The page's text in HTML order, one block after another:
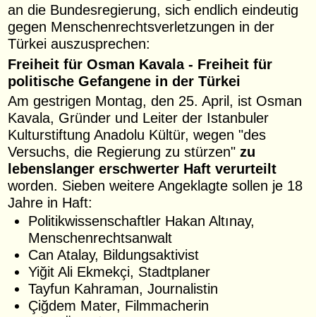
an die Bundesregierung, sich endlich eindeutig
gegen Menschenrechtsverletzungen in der
Türkei auszusprechen:
Freiheit für Osman Kavala - Freiheit für
politische Gefangene in der Türkei
Am gestrigen Montag, den 25. April, ist Osman
Kavala, Gründer und Leiter der Istanbuler
Kulturstiftung Anadolu Kültür, wegen "des
Versuchs, die Regierung zu stürzen"zu
lebenslanger erschwerter Haft verurteilt
worden. Sieben weitere Angeklagte sollen je 18
Jahre in Haft:
Politikwissenschaftler Hakan Altınay,
Menschenrechtsanwalt
Can Atalay, Bildungsaktivist
Yiğit Ali Ekmekçi, Stadtplaner
Tayfun Kahraman, Journalistin
Çiğdem Mater, Filmmacherin